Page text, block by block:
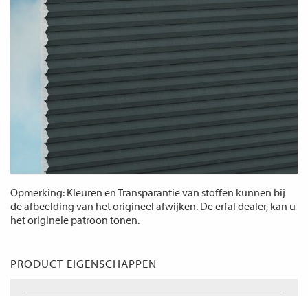
Opmerking: Kleuren en Transparantie van stoffen kunnen bij
de afbeelding van het origineel afwijken. De erfal dealer, kan u
het originele patroon tonen.
PRODUCT EIGENSCHAPPEN